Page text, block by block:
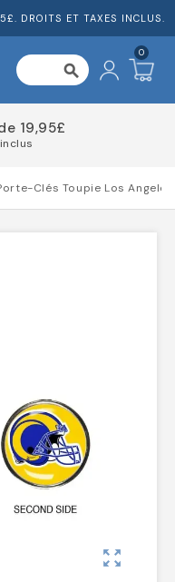
DROITS ET TAXES INCLUS.
search
0
19,95£
Clés Toupie Los
zoom_out_map